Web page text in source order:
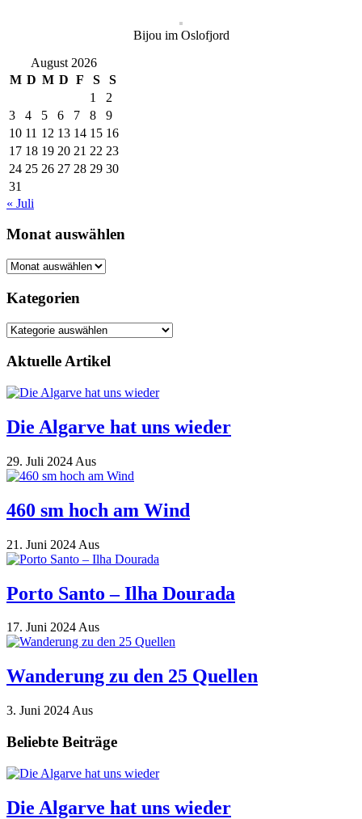
Bijou im Oslofjord
August 2026
M D M D F S
S
1
2
3
4 5 6 7 8
9
10 11 12 13 14 15 16
17 18 19 20 21 22 23
24 25 26 27 28 29 30
31
« Juli
Monat auswählen
Monat
Kategorien
Kategorien
Aktuelle Artikel
Die Algarve hat uns wieder
29. Juli 2024 Aus
460 sm hoch am Wind
21. Juni 2024 Aus
Porto Santo – Ilha Dourada
17. Juni 2024Aus
Wanderung zu den 25 Quellen
3. Juni 2024 Aus
Beliebte Beiträge
Die Algarve hat uns wieder